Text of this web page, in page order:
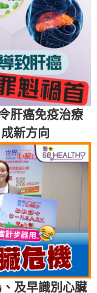
肝癌免疫治療
新方向
及早識別心臟